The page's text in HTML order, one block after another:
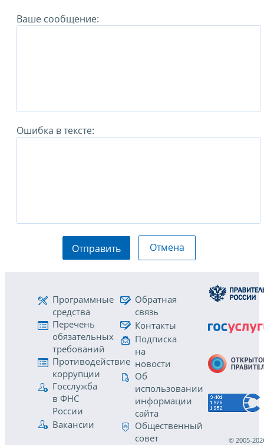
Ваше сообщение:
Ошибка в тексте:
Отправить Отмена
Программные
средства
Перечень
обязательных
требований
Противодействие
коррупции
Госслужба
в ФНС
России
Вакансии
Обратная
связь
Контакты
Подписка
на
новости
Об
использовании
информации
сайта
Общественный
совет
© 2005-